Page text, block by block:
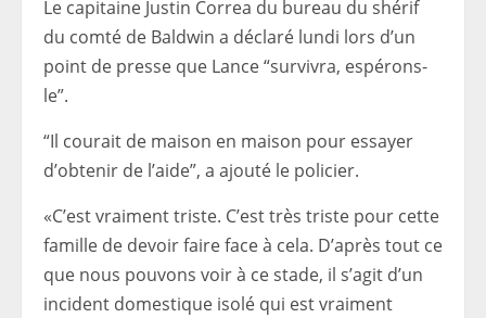
Le capitaine Justin Correa du bureau du shérif
du comté de Baldwin a déclaré lundi lors d’un
point de presse que Lance “survivra, espérons-
le”.
“Il courait de maison en maison pour essayer
d’obtenir de l’aide”, a ajouté le policier.
«C’est vraiment triste. C’est très triste pour cette
famille de devoir faire face à cela. D’après tout ce
que nous pouvons voir à ce stade, il s’agit d’un
incident domestique isolé qui est vraiment